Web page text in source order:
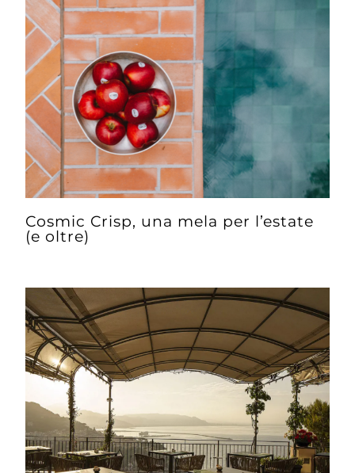
Cosmic Crisp, una mela per l’estate
(e oltre)